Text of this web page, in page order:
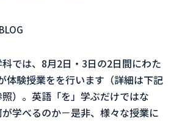
では、8月2日・3日の2日間にわた
体験授業をを行います（詳細は下記
）。英語「を」学ぶだけではな
学べるのか－是非、様々な授業に